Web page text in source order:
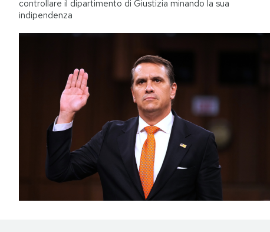
controllare il dipartimento di Giustizia minando la sua
indipendenza